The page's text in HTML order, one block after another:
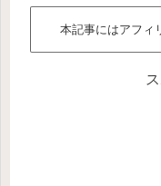
本記事にはアフィ